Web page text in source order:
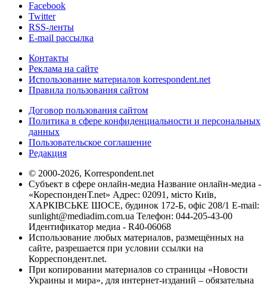
Facebook
Twitter
RSS-ленты
E-mail рассылка
Контакты
Реклама на сайте
Использование материалов korrespondent.net
Правила пользования сайтом
Договор пользования сайтом
Политика в сфере конфиденциальности и персональных
данных
Пользовательское соглашение
Редакция
© 2000-2026, Korrespondent.net
Субъект в сфере онлайн-медиа Название онлайн-медиа -
«КореспонденТ.net» Адрес: 02091, місто Київ,
ХАРКІВСЬКЕ ШОСЕ, будинок 172-Б, офіс 208/1 E-mail:
sunlight@mediadim.com.ua Телефон: 044-205-43-00
Идентификатор медиа - R40-06068
Использование любых материалов, размещённых на
сайте, разрешается при условии ссылки на
Корреспондент.net.
При копировании материалов со страницы «Новости
Украины и мира», для интернет-изданий – обязательна